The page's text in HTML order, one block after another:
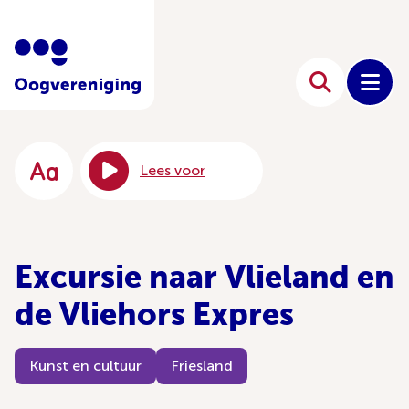
Lees voor
Excursie naar Vlieland en
de Vliehors Expres
Kunst en cultuur Friesland